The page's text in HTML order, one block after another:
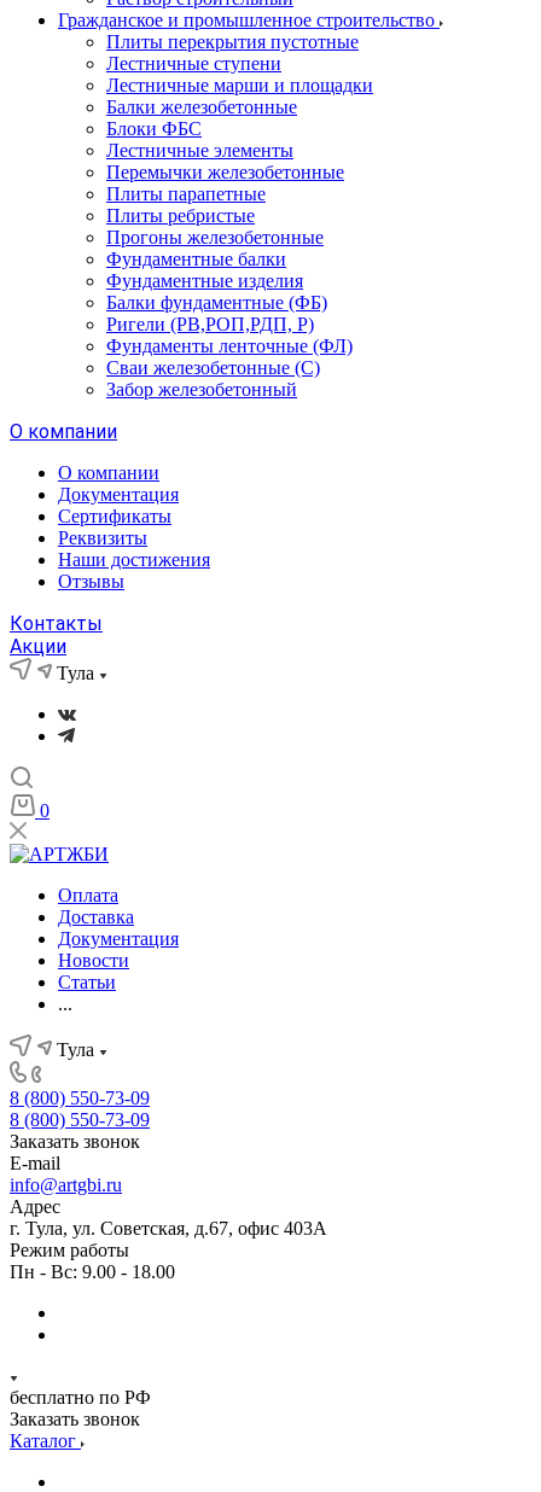
Гражданское и промышленное строительство
Плиты перекрытия пустотные
Лестничные ступени
Лестничные марши и площадки
Балки железобетонные
Блоки ФБС
Лестничные элементы
Перемычки железобетонные
Плиты парапетные
Плиты ребристые
Прогоны железобетонные
Фундаментные балки
Фундаментные изделия
Балки фундаментные (ФБ)
Ригели (РВ,РОП,РДП, Р)
Фундаменты ленточные (ФЛ)
Сваи железобетонные (С)
Забор железобетонный
О компании
О компании
Документация
Сертификаты
Реквизиты
Наши достижения
Отзывы
Контакты
Акции
Тула
0
Оплата
Доставка
Документация
Новости
Статьи
...
Тула
8 (800) 550-73-09
8 (800) 550-73-09
Заказать звонок
E-mail
info@artgbi.ru
Адрес
г. Тула, ул. Советская, д.67, офис 403А
Режим работы
Пн - Вс: 9.00 - 18.00
бесплатно по РФ
Заказать звонок
Каталог